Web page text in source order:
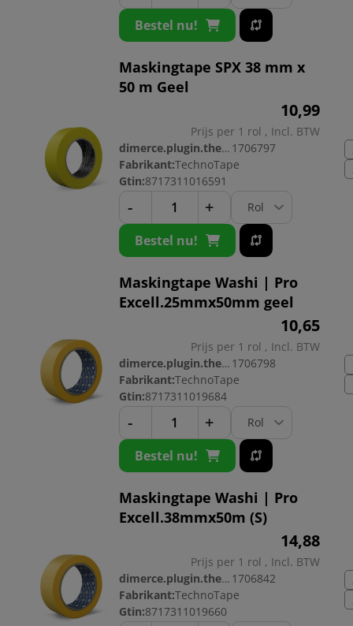
Bestel nu!
Maskingtape SPX 38 mm x
50 m Geel
10,99
Prijs per 1 rol , Incl. BTW
dimerce.plugin.theme.productnr: 1706797
Fabrikant:TechnoTape
Gtin:8717311016591
- +
Bestel nu!
Maskingtape Washi | Pro
Excell.25mmx50mm geel
10,65
Prijs per 1 rol , Incl. BTW
dimerce.plugin.theme.productnr: 1706798
Fabrikant:TechnoTape
Gtin:8717311019684
- +
Bestel nu!
Maskingtape Washi | Pro
Excell.38mmx50m (S)
14,88
Prijs per 1 rol , Incl. BTW
dimerce.plugin.theme.productnr: 1706842
Fabrikant:TechnoTape
Gtin:8717311019660